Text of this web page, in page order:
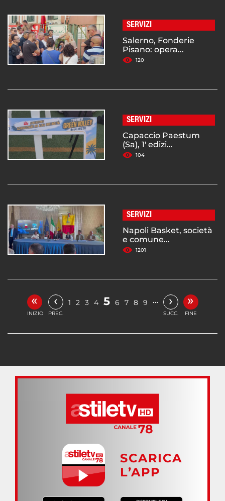
SERVIZI
Salerno, Fonderie
Pisano: opera...
120
SERVIZI
Capaccio Paestum
(Sa), 1' edizi...
104
SERVIZI
Napoli Basket, società
e comune...
1201
«
INIZIO
‹
PREC.
1 2 3 4 5 6 7 8 9 … ›
SUCC.
»
FINE
SCARICA
L’APP